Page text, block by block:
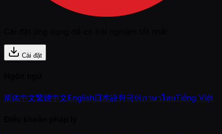
Cài đặt
简体中文繁體中文English日本語한국어ภาษาไทยTiếng Việt